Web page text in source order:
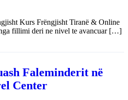
Kurs Frëngjisht Tiranë & Online
fillimi deri ne nivel te avancuar […]
Faleminderit në
Center